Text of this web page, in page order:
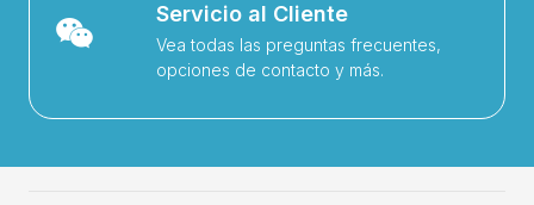
Servicio al Cliente
Vea todas las preguntas frecuentes,
opciones de contacto y más.